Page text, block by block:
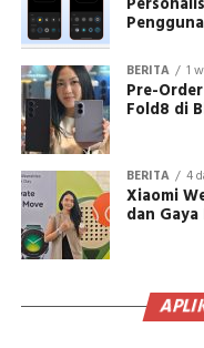
Pengguna
BERITA 1
Pre-
Fold8 di
BERITA 4
Xiaomi
dan